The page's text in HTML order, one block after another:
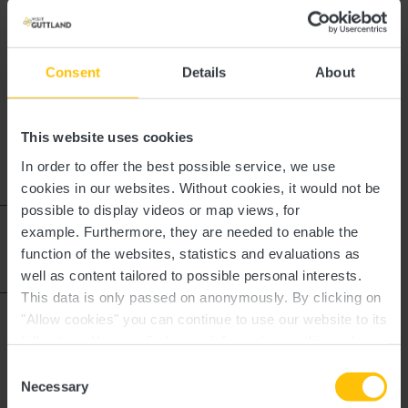
Consent Details About
This website uses cookies
In order to offer the best possible service, we use
cookies in our websites. Without cookies, it would not be
possible to display videos or map views, for
example. Furthermore, they are needed to enable the
function of the websites, statistics and evaluations as
well as content tailored to possible personal interests.
This data is only passed on anonymously. By clicking on
"Allow cookies" you can continue to use our website to its
time.
Selection
Necessary
Hotelgeschäft unter hygienischen Bedingungen gemäß
SONSTIGE DIENSTLEISTUNGEN
Alle Dienstleistungen im Detail auf (+):
https://www.greenandbreakfast.lu/gb/services/
WELLNESS
Kommen Sie und entspannen Sie sich in unserem
Wellnessbereich, der das ganze Jahr über zugänglich ist.
Whirlpool, Infrarotsauna, Ruhebereich, an alles wurde
gedacht, um Ihnen eine Ruhepause zu ermöglichen. [+]
Lassen Sie sich von der Naturlandschaft der Region in der
Ebenerdige Wohneinheit
Fernseher
Rollstuhlzugang
Jugendherbergen &
Ferienwohnungen Infos
Praktische Informationen